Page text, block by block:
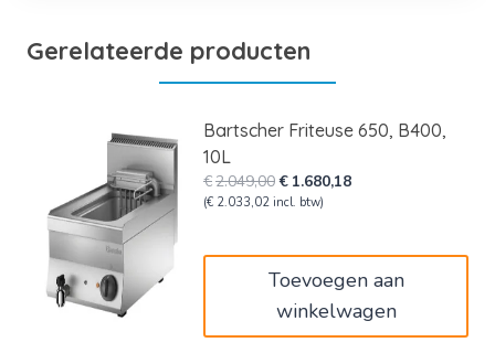
Gerelateerde producten
Bartscher Friteuse 650, B400,
10L
€2.049,00Oorspronkelijke
prijs
€ 1.680,18Huidige
(€ 2.033,02 incl. btw)
Toevoegen aan
winkelwagen